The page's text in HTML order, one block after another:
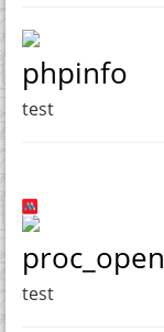
phpinfo
test
test